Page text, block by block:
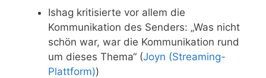
Ishag kritisierte vor allem die
Kommunikation des Senders: „Was nicht
schön war, war die Kommunikation rund
um dieses Thema“ (Joyn (Streaming-
Plattform))